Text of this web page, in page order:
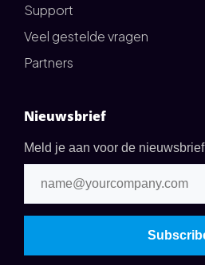
Support
Veel gestelde vragen
Partners
Nieuwsbrief
Meld je aan voor de nieuwsbrief